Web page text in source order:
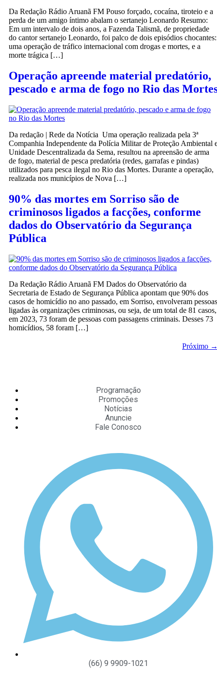
Da Redação Rádio Aruanã FM Pouso forçado, cocaína, tiroteio e a
perda de um amigo íntimo abalam o sertanejo Leonardo Resumo:
Em um intervalo de dois anos, a Fazenda Talismã, de propriedade
do cantor sertanejo Leonardo, foi palco de dois episódios chocantes:
uma operação de tráfico internacional com drogas e mortes, e a
morte trágica […]
Operação apreende material predatório,
pescado e arma de fogo no Rio das
Da redação | Rede da Notícia Uma operação realizada pela 3ª
Companhia Independente da Polícia Militar de Proteção Ambiental
Unidade Descentralizada da Sema, resultou na apreensão de arma
de fogo, material de pesca predatória (redes, garrafas e pindas)
utilizados para pesca ilegal no Rio das Mortes. Durante a operação,
realizada nos municípios de Nova […]
90% das mortes em Sorriso são de
criminosos ligados a facções, conforme
dados do Observatório da Segurança
Pública
Da Redação Rádio Aruanã FM Dados do Observatório da
Secretaria de Estado de Segurança Pública apontam que 90% dos
casos de homicídio no ano passado, em Sorriso, envolveram pessoas
ligadas às organizações criminosas, ou seja, de um total de 81 casos,
em 2023, 73 foram de pessoas com passagens criminais. Desses 73
homicídios, 58 foram […]
Próximo
Programação
Promoções
Notícias
Anuncie
Fale Conosco
(66) 9 9909-1021